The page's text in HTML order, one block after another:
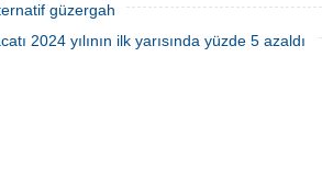
güzergah
2024 yılının ilk yarısında yüzde 5 azaldı